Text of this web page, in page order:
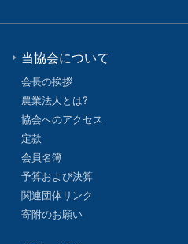
当協会について
会長の挨拶
農業法人とは?
協会へのアクセス
定款
会員名簿
予算および決算
関連団体リンク
寄附のお願い